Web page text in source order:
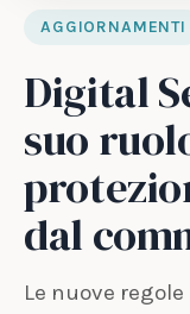
AGGIORNAMENTI
Digital
suo
dal
Le nuove